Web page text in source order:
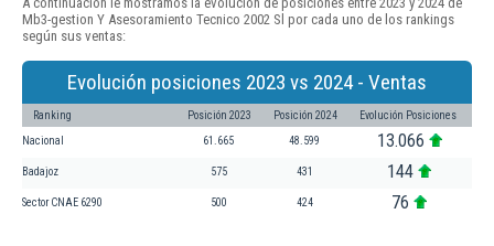
Mb3-gestion Y Asesoramiento Tecnico 2002 Sl por cada uno de los rankings
según sus ventas:
Evolución posiciones 2023 vs 2024 - Ventas
Ranking Posición 2023 Posición 2024 Evolución Posiciones
Nacional 61.665 48.599 13.066
Badajoz 575 431 144
Sector CNAE 6290 500 424 76